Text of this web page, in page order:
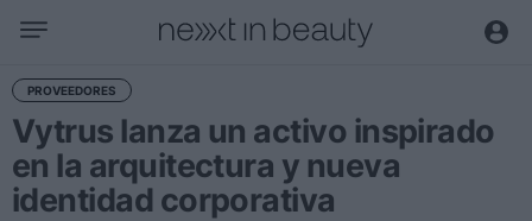
Negocio
Editorial
Actualidad
Economía y sector
PROVEEDORES
Vytrus lanza un activo inspirado
en la arquitectura y nueva
identidad corporativa